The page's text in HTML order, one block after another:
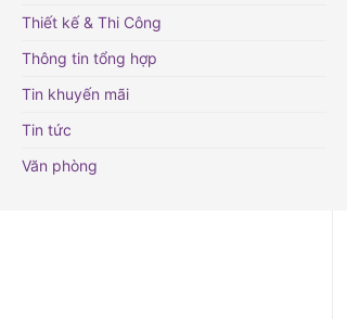
Thiết kế & Thi Công
Thông tin tổng hợp
Tin khuyến mãi
Tin tức
Văn phòng